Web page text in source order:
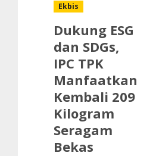
Ekbis
Dukung ESG
dan SDGs,
IPC TPK
Manfaatkan
Kembali 209
Kilogram
Seragam
Bekas